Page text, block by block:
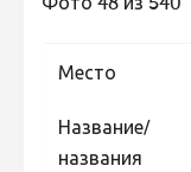
Фотоконкурс
Видео 2021
Фотоконкурс
Фото 48 из 540
Место
Название/
названия